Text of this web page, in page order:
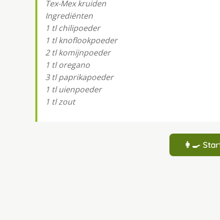
Tex-Mex kruiden
Ingrediënten
1 tl chilipoeder
1 tl knoflookpoeder
2 tl komijnpoeder
1 tl oregano
3 tl paprikapoeder
1 tl uienpoeder
1 tl zout
👩‍🍳